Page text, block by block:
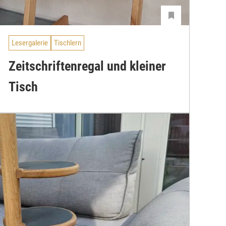
Lesergalerie Tischlern
Zeitschriftenregal und kleiner
Tisch